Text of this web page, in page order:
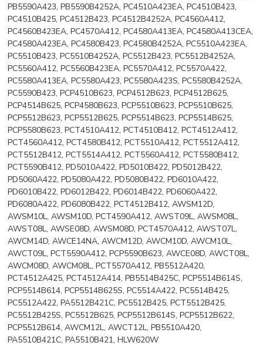
PB5590A423, PB5590B4252A, PC4510A423EA, PC4510B423,
PC4510B425, PC4512B423, PC4512B4252A, PC4560A412,
PC4560B423EA, PC4570A412, PC4580A413EA, PC4580A413CEA,
PC4580A423EA, PC4580B423, PC4580B4252A, PC5510A423EA,
PC5510B423, PC5510B4252A, PC5512B423, PC5512B4252A,
PC5560A412, PC5560B423EA, PC5570A412, PC5570A422,
PC5580A413EA, PC5580A423, PC5580A423S, PC5580B4252A,
PC5590B423, PCP4510B623, PCP4512B623, PCP4512B625,
PCP4514B625, PCP4580B623, PCP5510B623, PCP5510B625,
PCP5512B623, PCP5512B625, PCP5514B623, PCP5514B625,
PCP5580B623, PCT4510A412, PCT4510B412, PCT4512A412,
PCT4560A412, PCT4580B412, PCT5510A412, PCT5512A412,
PCT5512B412, PCT5514A412, PCT5560A412, PCT5580B412,
PCT5590B412, PD5010A422, PD5010B422, PD5012B422,
PD5060A422, PD5080A422, PD5080B422, PD6010A422,
PD6010B422, PD6012B422, PD6014B422, PD6060A422,
PD6080A422, PD6080B422, PCT4512B412, AWSM12D,
AWSM10L, AWSM10D, PCT4590A412, AWST09L, AWSM08L,
AWST08L, AWSE08D, AWSM08D, PCT4570A412, AWST07L,
AWCM14D, AWCE14NA, AWCM12D, AWCM10D, AWCM10L,
AWCT09L, PCT5590A412, PCP5590B623, AWCE08D, AWCT08L,
AWCM08D, AWCM08L, PCT5570A412, PB5512A420,
PCT4512A425, PCT4512A414, PB5514B425C, PCP5514B614S,
PCP5514B614, PCP5514B625S, PC5514A422, PC5514B425,
PC5512A422, PA5512B421C, PC5512B425, PCT5512B425,
PC5512B425S, PC5512B625, PCP5512B614S, PCP5512B622,
PCP5512B614, AWCM12L, AWCT12L, PB5510A420,
PA5510B421C, PA5510B421, HLW620W